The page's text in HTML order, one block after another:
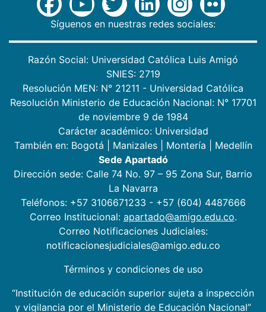
Síguenos en nuestras redes sociales:
Razón Social: Universidad Católica Luis Amigó
SNIES: 2719
Resolución MEN: N° 21211 - Universidad Católica
Resolución Ministerio de Educación Nacional: N° 17701
de noviembre 9 de 1984
Carácter académico: Universidad
También en: Bogotá Manizales| Montería
Medellín
Sede Apartadó
Dirección sede: Calle 74 No. 97 – 95 Zona Sur, Barrio
La Navarra
Teléfonos: +57 3106671233 - +57 (604) 4487666
Correo Institucional: apartado@amigo.edu.co.
Correo Notificaciones Judiciales:
notificacionesjudiciales@amigo.edu.co
Términos y condiciones de uso
“Institución de educación superior sujeta a inspección
y vigilancia por el Ministerio de Educación Nacional”